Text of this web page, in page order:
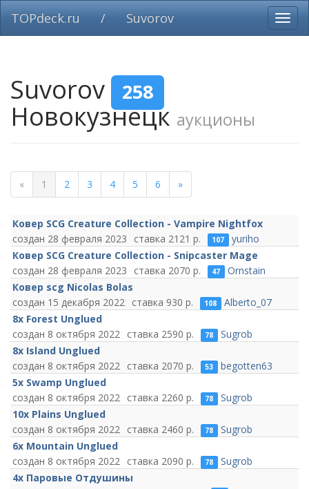
TOPdeck.ru / Suvorov
Suvorov 258
Новокузнецк аукционы
« 1 2 3 4 5 6 »
Ковер SCG Creature Collection - Vampire Nightfox
28 февраля 2023
2121 107
yuriho
Ковер SCG Creature Collection - Snipcaster Mage
28 февраля 2023
2070 47
Ornstain
Ковер scg Nicolas Bolas
15 декабря 2022
930 108
Alberto_07
8х Forest Unglued
8 октября 2022
2590 78
Sugrob
8х Island Unglued
8 октября 2022
2070 53
begotten63
5х Swamp Unglued
8 октября 2022
2260 78
Sugrob
10х Plains Unglued
8 октября 2022
2460 78
Sugrob
6х Mountain Unglued
8 октября 2022
2090 78
Sugrob
4х Паровые Отдушины